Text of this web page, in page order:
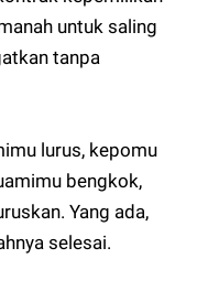
untuk saling
tanpa
lurus, kepomu
bengkok,
Yang ada,
selesai.